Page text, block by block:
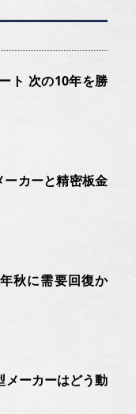
ト 次の10年を勝
ーカーと精密板金
秋に需要回復か
メーカーはどう動